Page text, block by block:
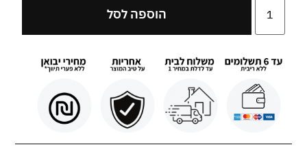
הוספה לסל